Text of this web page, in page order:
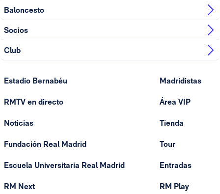
Baloncesto
Socios
Club
Estadio Bernabéu
RMTV en directo
Noticias
Fundación Real Madrid
Escuela Universitaria Real Madrid
RM Next
Madridistas
Área VIP
Tienda
Tour
Entradas
RM Play